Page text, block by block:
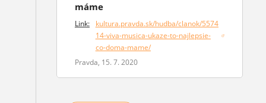
máme
Link:
kultura.pravda.sk/hudba/clanok/5574
14-viva-musica-ukaze-to-najlepsie-
co-doma-mame/
(otvorí sa v novom okne)
Pravda, 15. 7. 2020